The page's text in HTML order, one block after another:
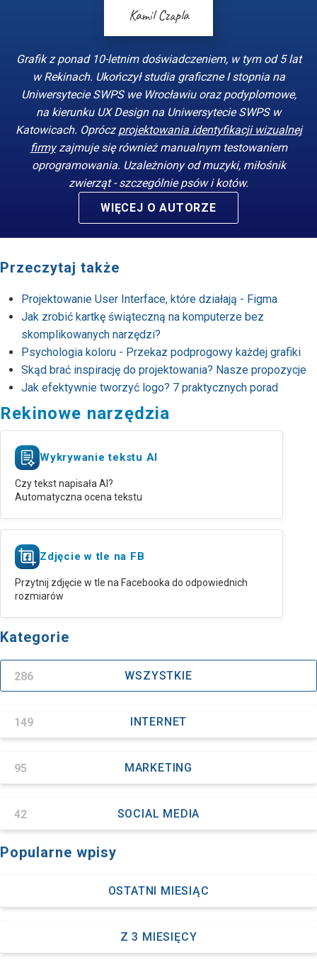
Kamil Czapla
Grafik z ponad 10-letnim doświadczeniem, w tym od 5 lat
w Rekinach. Ukończył studia graficzne I stopnia na
Uniwersytecie SWPS we Wrocławiu oraz podyplomowe,
na kierunku UX Design na Uniwersytecie SWPS w
Katowicach. Opróczprojektowania identyfikacji wizualnej
firmyzajmuje się również manualnym testowaniem
oprogramowania. Uzależniony od muzyki, miłośnik
zwierząt - szczególnie psów i kotów.
WIĘCEJ O AUTORZE
Przeczytaj także
Projektowanie User Interface, które działają - Figma
Jak zrobić kartkę świąteczną na komputerze bez
skomplikowanych narzędzi?
Psychologia koloru - Przekaz podprogowy każdej grafiki
Skąd brać inspirację do projektowania? Nasze propozycje
Jak efektywnie tworzyć logo? 7 praktycznych porad
Rekinowe narzędzia
Wykrywanie tekstu AI
Czy tekst napisała AI?
Automatyczna ocena tekstu
Zdjęcie w tle na FB
Przytnij zdjęcie w tle na Facebooka do odpowiednich
rozmiarów
Kategorie
WSZYSTKIE
286
INTERNET
149
MARKETING
95
SOCIAL MEDIA
42
Popularne wpisy
OSTATNI MIESIĄC
Z 3 MIESIĘCY